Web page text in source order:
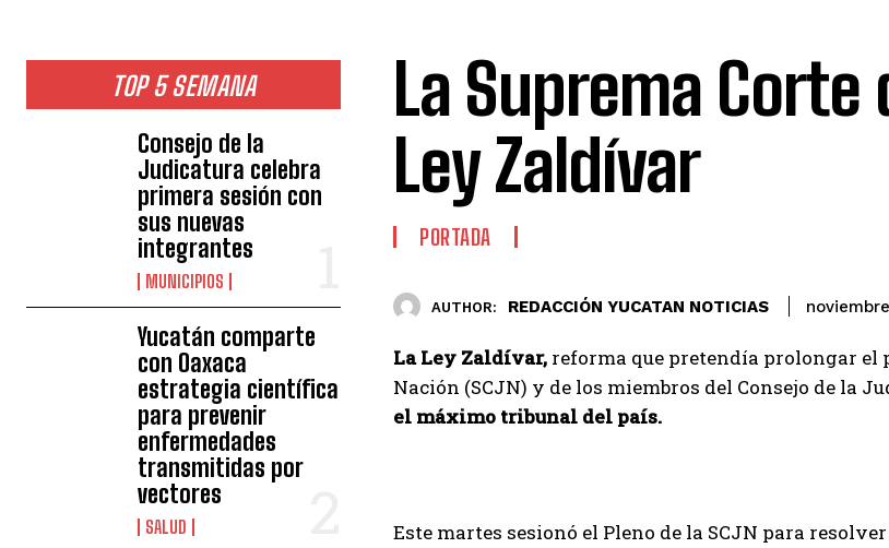
TOP 5 SEMANA
Consejo de la
Judicatura celebra
primera sesión con
sus nuevas
integrantes
MUNICIPIOS
Yucatán comparte
con Oaxaca
estrategia científica
para prevenir
enfermedades
transmitidas por
vectores
SALUD
La Suprema
Ley Zaldívar
PORTADA
AUTHOR: REDACCIÓN YUCATAN NOTICIAS
La Ley Zaldívar, reforma que pretendía prolongar el
Nación (SCJN) y de los miembros del Consejo de la
el máximo tribunal del país.
Este martes sesionó el Pleno de la SCJN para